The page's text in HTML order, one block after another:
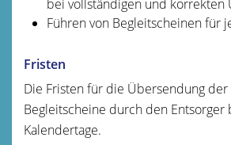
bei vollständigen und korrekten
Führen von Begleitscheinen für
Fristen
Die Fristen für die Übersendung
Begleitscheine durch den Entsorger
Kalendertage.